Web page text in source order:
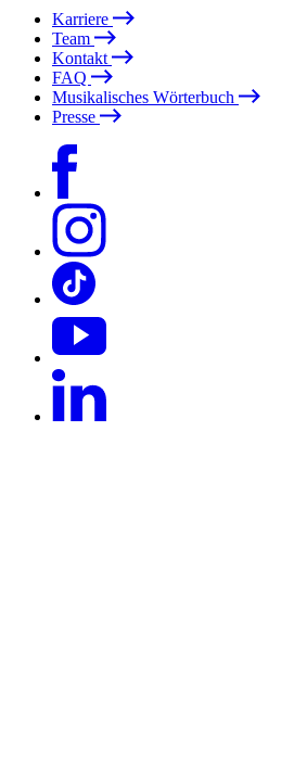
Karriere
Team
Kontakt
FAQ
Musikalisches Wörterbuch
Presse